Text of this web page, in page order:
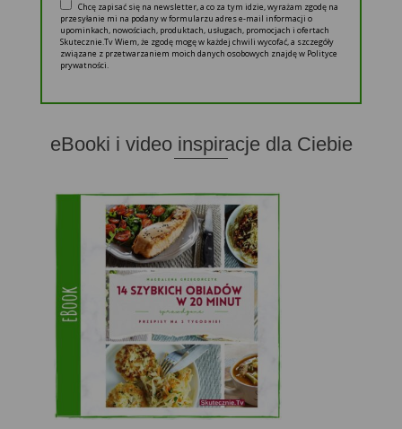
Chcę zapisać się na newsletter, a co za tym idzie, wyrażam zgodę na
przesyłanie mi na podany w formularzu adres e-mail informacji o
upominkach, nowościach, produktach, usługach, promocjach i ofertach
Skutecznie.Tv Wiem, że zgodę mogę w każdej chwili wycofać, a szczegóły
związane z przetwarzaniem moich danych osobowych znajdę w Polityce
prywatności.
eBooki i video inspiracje dla Ciebie